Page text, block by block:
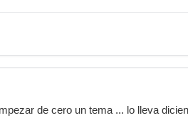
de cero un tema ... lo lleva